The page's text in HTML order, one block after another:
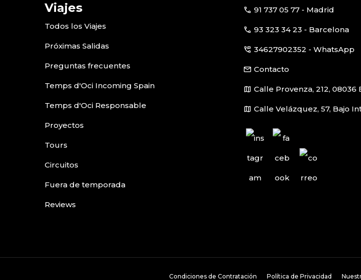
Viajes
Todos los Viajes
Próximas Salidas
Preguntas frecuentes
Temps d'Oci Incoming Spain
Temps d'Oci Responsable
Proyectos
Tours
Circuitos
Fuera de temporada
Reviews
call 91 737 05 77 - Madrid
call 93 323 34 23 - Barcelona
perm_phone_msg 34627902352 - WhatsApp
email Contacto
map Calle Provenza, 212, 08036
map Calle Velázquez, 57, Bajo
Condiciones de Contratación Política de Privacidad